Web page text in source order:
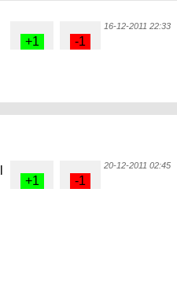
16-12-2011 22:33
20-12-2011 02:45